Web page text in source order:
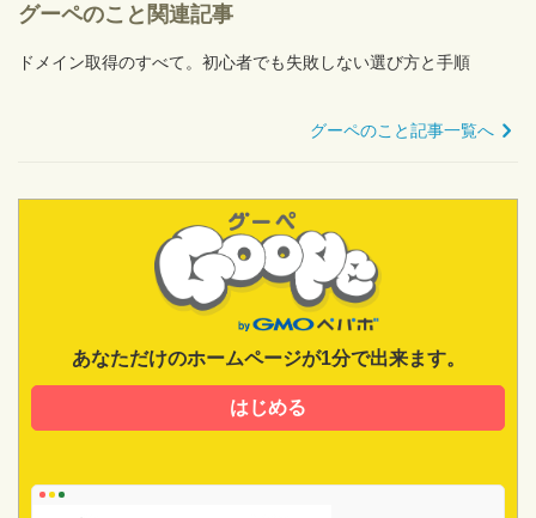
グーペのこと関連記事
ドメイン取得のすべて。初心者でも失敗しない選び方と手順
グーペのこと記事一覧へ
あなただけのホームページが1分で出来ます。
はじめる